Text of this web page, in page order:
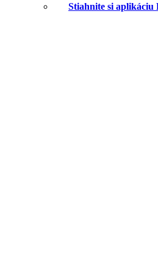
Stiahnite si aplikáciu